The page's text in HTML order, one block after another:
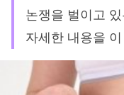
논쟁을 벌이고
자세한 내용을